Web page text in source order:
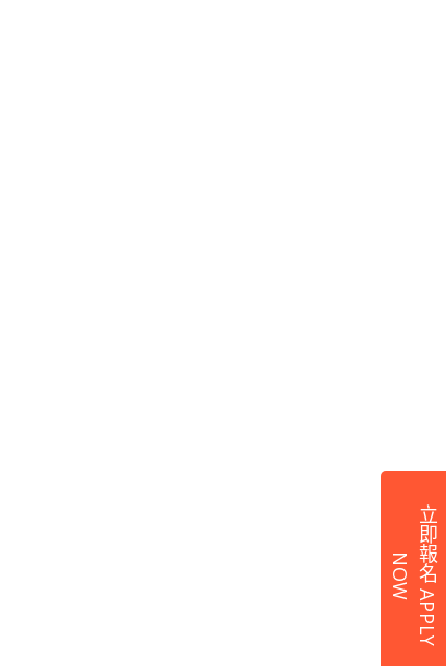
立
即
報
名
A
P
P
L
Y
N O
W